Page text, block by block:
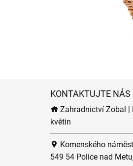
KONTAKTUJTE NÁS
Zahradnictví Zobal |
květin
Komenského
549 54 Police nad